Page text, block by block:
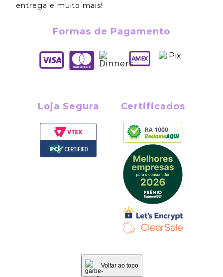
entrega e muito mais!
Formas de Pagamento
Loja Segura Certificados
Voltar ao topo